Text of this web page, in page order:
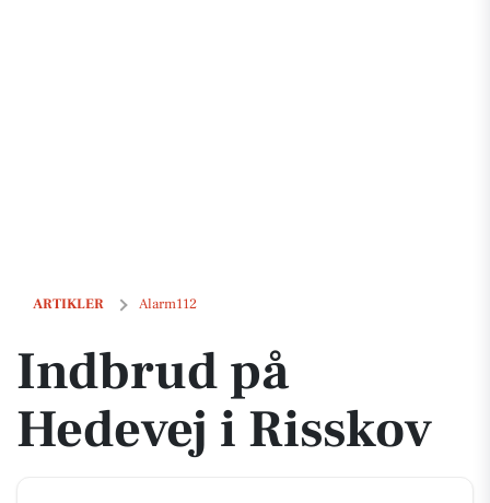
ARTIKLER Alarm112
Indbrud på Hedevej i Risskov
Indbrud på
Hedevej i Risskov